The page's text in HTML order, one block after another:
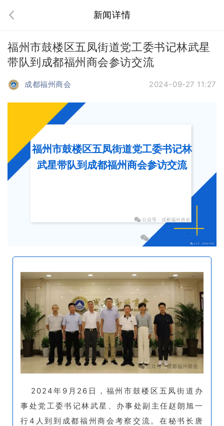
新闻详情
福州市鼓楼区五凤街道党工委书记林武星
带队到成都福州商会参访交流
成都福州商会 2024-09-27 11:27
福州市鼓楼区五凤街道党工委书记林
武星带队到成都福州商会参访交流
2024年9月26日，福州市鼓楼区五凤街道办
事处党工委书记林武星、办事处副主任赵朗旭一
行4人到到成都福州商会考察交流。在秘书长唐